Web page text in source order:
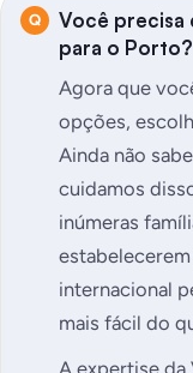
Você precisa
para o Porto?
Agora que
opções,
Ainda não
cuidamos
inúmeras
internacional
mais fácil do
A expertise da